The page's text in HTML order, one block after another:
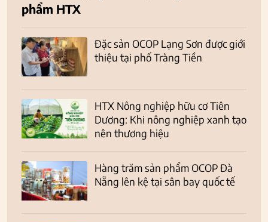
phẩm HTX
Đặc sản OCOP Lạng Sơn được giới
thiệu tại phố Tràng Tiền
HTX Nông nghiệp hữu cơ Tiên
Dương: Khi nông nghiệp xanh tạo
nên thương hiệu
Hàng trăm sản phẩm OCOP Đà
Nẵng lên kệ tại sân bay quốc tế